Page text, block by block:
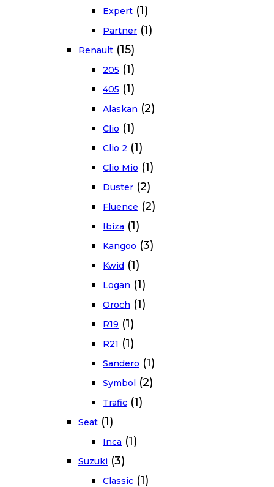
Expert (1)
Partner (1)
Renault (15)
205 (1)
405 (1)
Alaskan (2)
Clio (1)
Clio 2 (1)
Clio Mio (1)
Duster (2)
Fluence (2)
Ibiza (1)
Kangoo (3)
Kwid (1)
Logan (1)
Oroch (1)
R19 (1)
R21 (1)
Sandero (1)
Symbol (2)
Trafic (1)
Seat (1)
Inca (1)
Suzuki (3)
Classic (1)